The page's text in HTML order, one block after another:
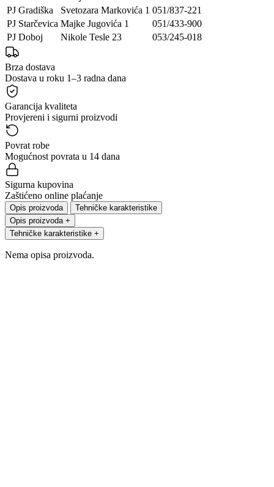
PJ Gradiška
Svetozara Markovića 1 051/837-221
PJ Starčevica Majke Jugovića 1
051/433-900
PJ Doboj
Nikole Tesle 23 053/245-018
Brza dostava
Dostava u roku 1–3 radna dana
Garancija kvaliteta
Provjereni i sigurni proizvodi
Povrat robe
Mogućnost povrata u 14 dana
Sigurna kupovina
Zaštićeno online plaćanje
Opis proizvoda
Tehničke karakteristike
Opis proizvoda +
Tehničke karakteristike +
Nema opisa proizvoda.